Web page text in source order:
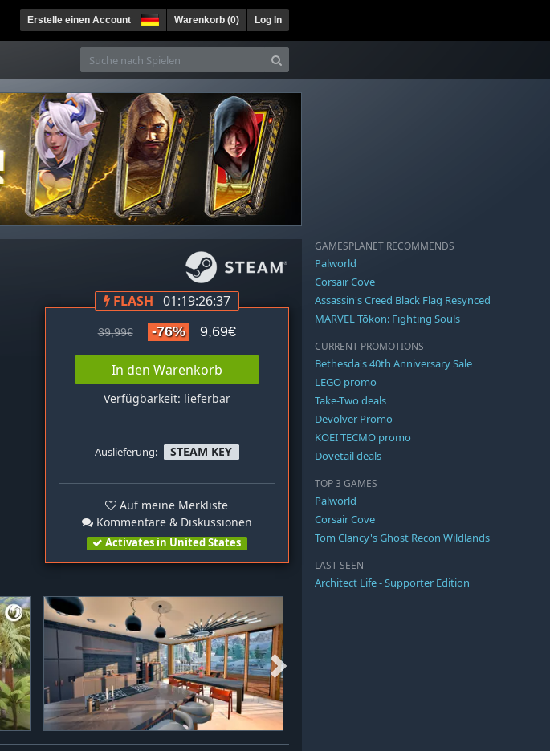
Erstelle einen Account Warenkorb (0) Log In
FLASH 01:19:26:36
39,99€ -76% 9,69€
In den Warenkorb
Verfügbarkeit: lieferbar
Auslieferung: STEAM KEY
Auf meine Merkliste
Kommentare & Diskussionen
Activates in United States
GAMESPLANET RECOMMENDS
Palworld
Corsair Cove
Assassin's Creed Black Flag Resynced
MARVEL Tōkon: Fighting Souls
CURRENT PROMOTIONS
Bethesda's 40th Anniversary Sale
LEGO promo
Take-Two deals
Devolver Promo
KOEI TECMO promo
Dovetail deals
TOP 3 GAMES
Palworld
Corsair Cove
Tom Clancy's Ghost Recon Wildlands
LAST SEEN
Architect Life - Supporter Edition